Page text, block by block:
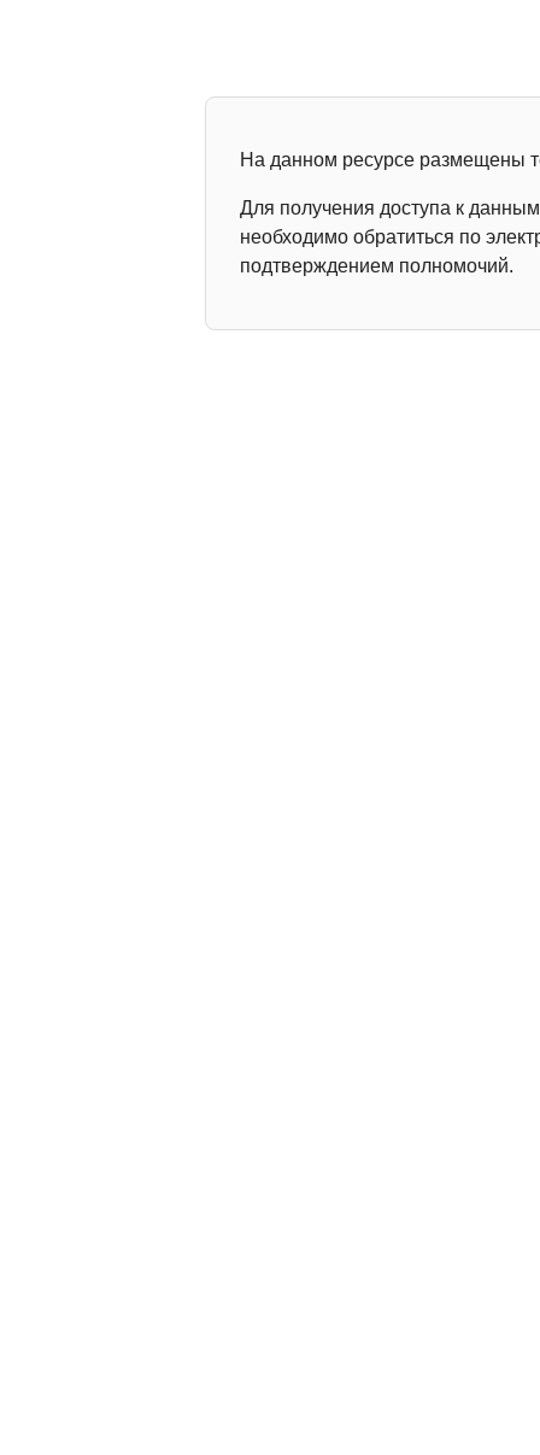
На данном ресурсе размещены
Для получения доступа к
необходимо обратиться по
подтверждением полномочий.